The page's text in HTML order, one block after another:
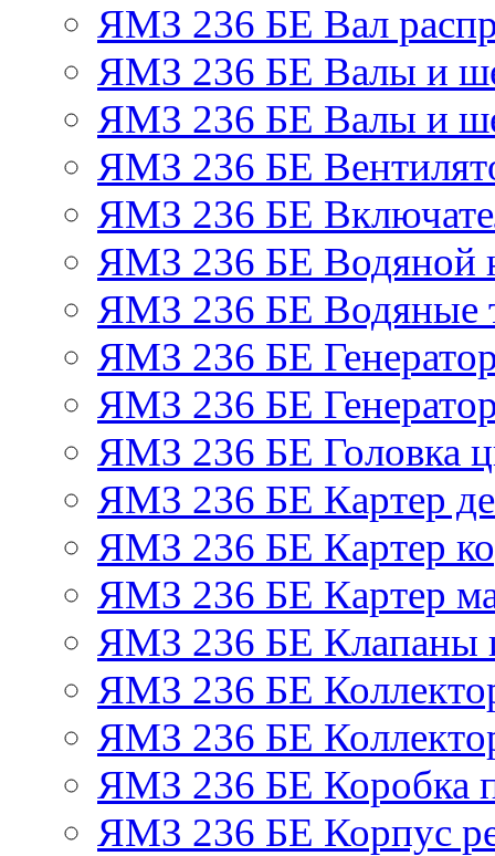
ЯМЗ 236 БЕ Вал
ЯМЗ 236 БЕ Валы и
ЯМЗ 236 БЕ Валы и
ЯМЗ 236 БЕ
ЯМЗ 236 БЕ
ЯМЗ 236 БЕ Водяной
ЯМЗ 236 БЕ Водяные
ЯМЗ 236 БЕ
ЯМЗ 236 БЕ
ЯМЗ 236 БЕ Головка
ЯМЗ 236 БЕ Картер
ЯМЗ 236 БЕ Картер
ЯМЗ 236 БЕ Картер
ЯМЗ 236 БЕ Клапаны
ЯМЗ 236 БЕ
ЯМЗ 236 БЕ
ЯМЗ 236 БЕ Коробка
ЯМЗ 236 БЕ Корпус